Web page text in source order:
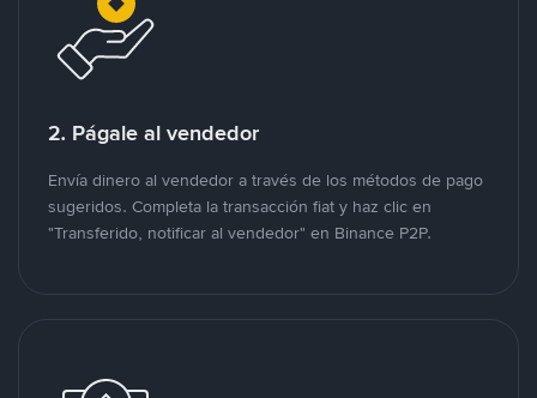
2. Págale al vendedor
Envía dinero al vendedor a través de los métodos de pago
sugeridos. Completa la transacción fiat y haz clic en
"Transferido, notificar al vendedor" en Binance P2P.